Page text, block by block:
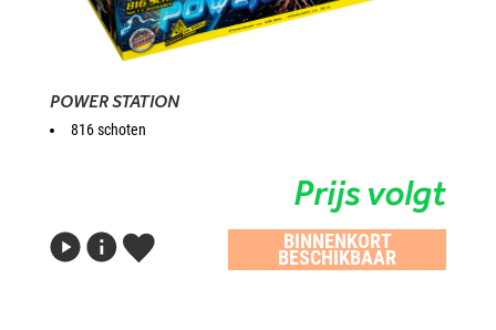
POWER STATION
816 schoten
Prijs volgt
BINNENKORT
BESCHIKBAAR